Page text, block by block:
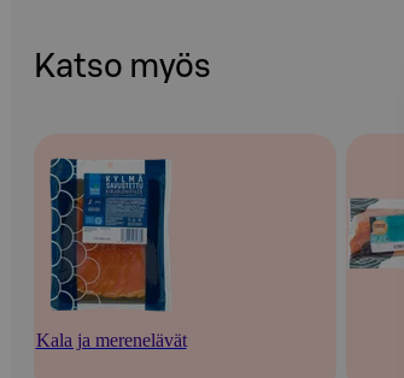
Katso myös
Kala ja merenelävät